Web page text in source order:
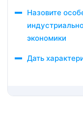
Назовите
экономики
Дать